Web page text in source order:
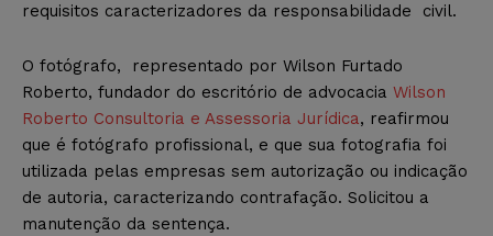
requisitos caracterizadores da responsabilidade civil.
O fotógrafo, representado por Wilson Furtado
Roberto, fundador do escritório de advocacia Wilson
Roberto Consultoria e Assessoria Jurídica, reafirmou
que é fotógrafo profissional, e que sua fotografia foi
utilizada pelas empresas sem autorização ou indicação
de autoria, caracterizando contrafação. Solicitou a
manutenção da sentença.